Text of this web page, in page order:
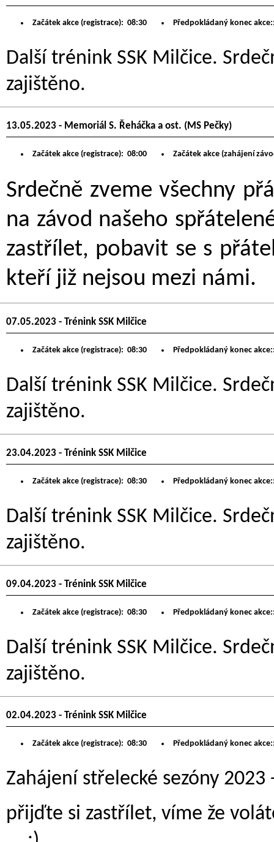
Začátek akce (registrace): 08:30 Předpokládaný konec
Další trénink SSK Milčice.
zajištěno.
13.05.2023 - Memoriál S. Řeháčka a ost. (MS Pečky)
Začátek akce (registrace): 08:00 Začátek akce (zahájení
Srdečně zveme všechny
na závod našeho
zastřílet, pobavit se s
kteří již nejsou mezi námi.
07.05.2023 - Trénink SSK Milčice
Začátek akce (registrace): 08:30 Předpokládaný konec
Další trénink SSK Milčice.
zajištěno.
23.04.2023 - Trénink SSK Milčice
Začátek akce (registrace): 08:30 Předpokládaný konec
Další trénink SSK Milčice.
zajištěno.
09.04.2023 - Trénink SSK Milčice
Začátek akce (registrace): 08:30 Předpokládaný konec
Další trénink SSK Milčice.
zajištěno.
02.04.2023 - Trénink SSK Milčice
Začátek akce (registrace): 08:30 Předpokládaný konec
Zahájení střelecké sezóny
přijďte si zastřílet, víme že